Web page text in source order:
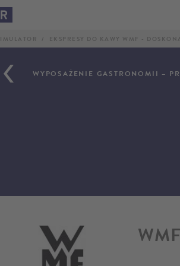
EKSPRESY DO KAWY WMF -
WYPOSAŻENIE GASTRONOMII –